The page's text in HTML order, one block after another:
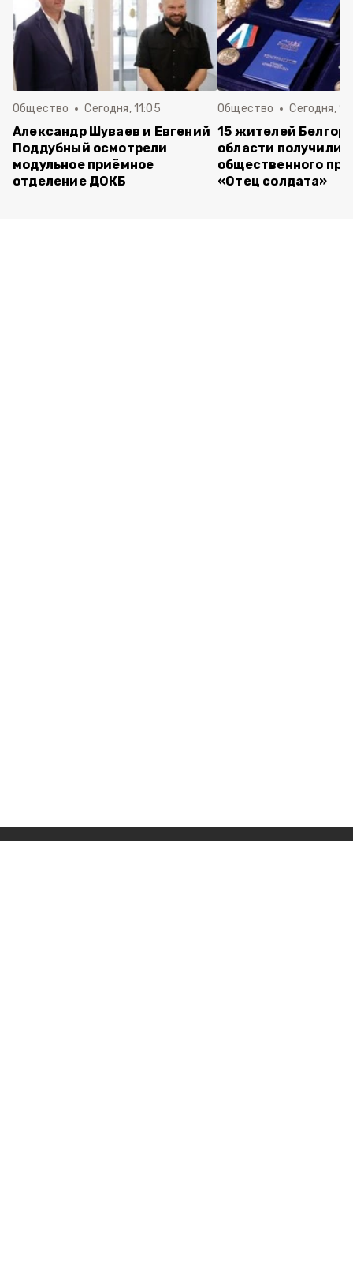
Общество Сегодня, 11:05
Александр Шуваев и Евгений
Поддубный осмотрели
модульное приёмное
отделение ДОКБ
Общество Сегодня,
15 жителей
области получили
общественного
«Отец солдата»